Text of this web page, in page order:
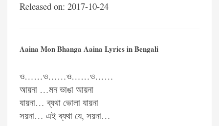
Released on: 2017-10-24
Aaina Mon Bhanga Aaina Lyrics in Bengali
ও……ও……ও……ও……
আয়না …মন ভাঙা আয়না
যায়না… ব্যথা ভোলা যায়না
সয়না… এই ব্যথা যে, সয়না…